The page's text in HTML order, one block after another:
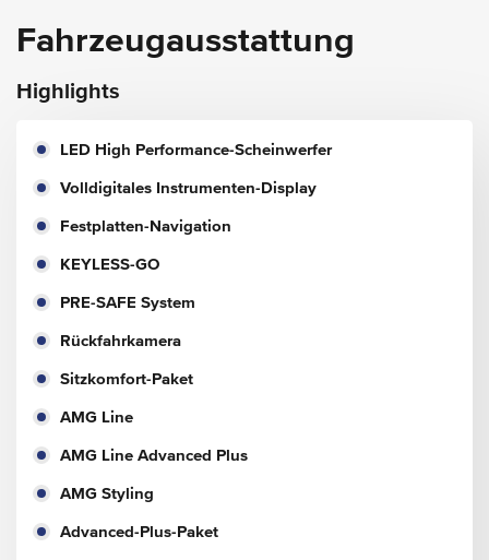
Fahrzeugausstattung
Highlights
LED High Performance-Scheinwerfer
Volldigitales Instrumenten-Display
Festplatten-Navigation
KEYLESS-GO
PRE-SAFE System
Rückfahrkamera
Sitzkomfort-Paket
AMG Line
AMG Line Advanced Plus
AMG Styling
Advanced-Plus-Paket